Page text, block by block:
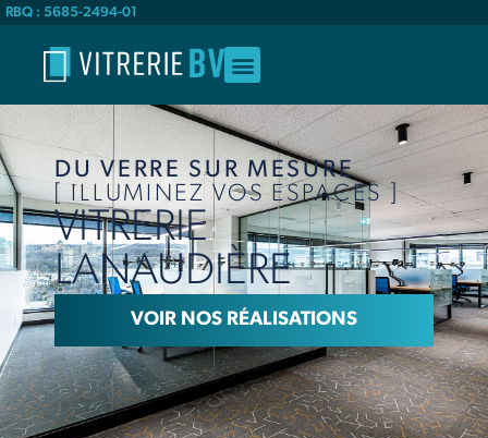
RBQ : 5685-2494-01
DU VERRE SUR MESURE
[ ILLUMINEZ VOS ESPACES ]
VITRERIE
LANAUDIÈRE
VOIR NOS RÉALISATIONS